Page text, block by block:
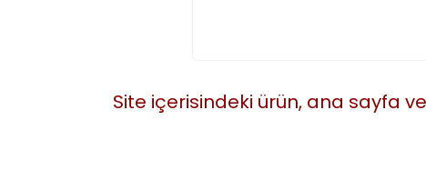
Site içerisindeki ürün, ana sayfa